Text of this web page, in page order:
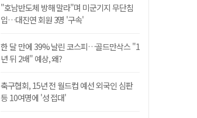
"호남반도체 방해 말라"며 미군기지 무단침
입…대진연 회원 3명 '구속'
한 달 만에 39% 날린 코스피…골드만삭스 "1
년 뒤 2배" 예상, 왜?
축구협회, 15년 전 월드컵 예선 외국인 심판
등 10여명에 '성 접대'